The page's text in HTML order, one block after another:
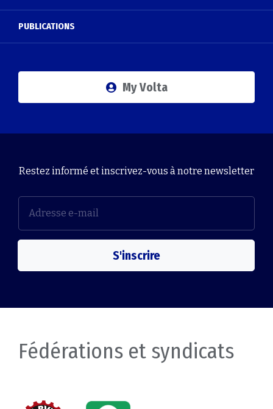
PUBLICATIONS
My Volta
Restez informé et inscrivez-vous à notre newsletter
S'inscrire
Fédérations et syndicats